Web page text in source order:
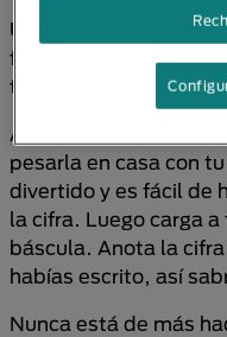
Un perro con
fácilmente, así que
te podrá decir si está
Ahora bien, si tienes
pesarla en casa con
divertido y es fácil de
la cifra. Luego carga
báscula. Anota la
habías escrito, así
Nunca está de más